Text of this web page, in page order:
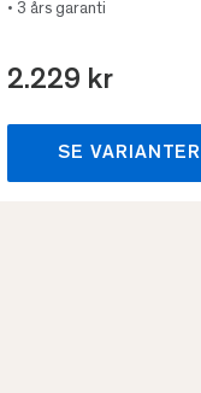
• 3 års garanti
2.229 kr
SE VARIANTER